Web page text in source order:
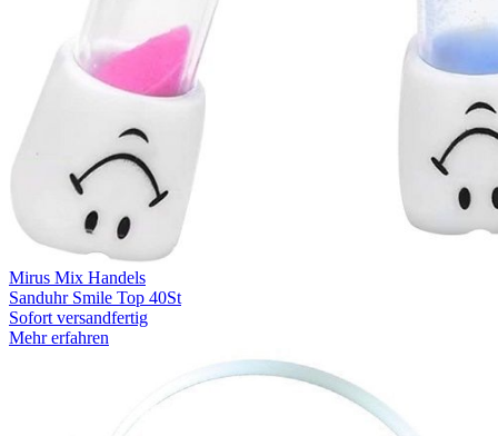
Mirus Mix Handels
Sanduhr Smile Top 40St
Sofort versandfertig
Mehr erfahren